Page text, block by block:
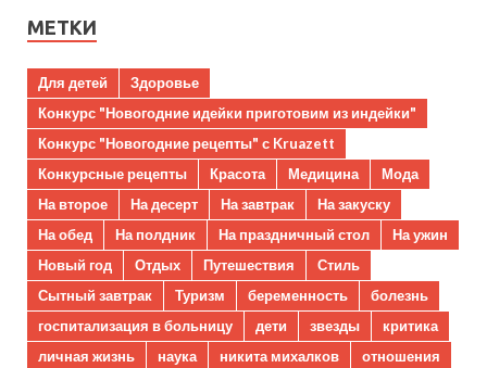
МЕТКИ
Для детей
Здоровье
Конкурс "Новогодние идейки приготовим из индейки"
Конкурс "Новогодние рецепты" с Kruazett
Конкурсные рецепты
Красота Медицина
Мода
На второе
На десерт На завтрак
На закуску
На обед
На полдник На праздничный стол
На ужин
Новый год
Отдых Путешествия
Стиль
Сытный завтрак
Туризм беременность
болезнь
госпитализация в больницу
дети звезды
критика
личная жизнь
наука никита михалков
отношения